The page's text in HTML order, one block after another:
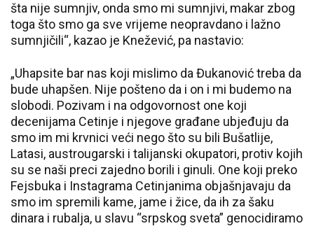
šta nije sumnjiv, onda smo mi sumnjivi, makar zbog
toga što smo ga sve vrijeme neopravdano i lažno
sumnjičili“, kazao je Knežević, pa nastavio:
„Uhapsite bar nas koji mislimo da Đukanović treba da
bude uhapšen. Nije pošteno da i on i mi budemo na
slobodi. Pozivam i na odgovornost one koji
decenijama Cetinje i njegove građane ubjeđuju da
smo im mi krvnici veći nego što su bili Bušatlije,
Latasi, austrougarski i talijanski okupatori, protiv kojih
su se naši preci zajedno borili i ginuli. One koji preko
Fejsbuka i Instagrama Cetinjanima objašnjavaju da
smo im spremili kame, jame i žice, da ih za šaku
dinara i rubalja, u slavu “srpskog sveta” genocidiramo